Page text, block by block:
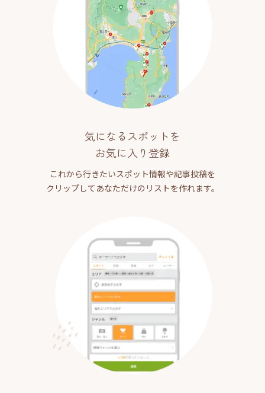
気になるスポットを
お気に入り登録
これから行きたいスポット情報や記事投稿を
クリップしてあなただけのリストを作れます。